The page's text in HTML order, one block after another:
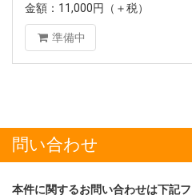
金額：11,000円（＋税）
準備中
問い合わせ
本件に関するお問い合わせは下記